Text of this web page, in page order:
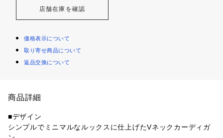
店舗在庫を確認
価格表示について
取り寄せ商品について
返品交換について
商品詳細
■デザイン
シンプルでミニマルなルックスに仕上げたVネックカーディガ